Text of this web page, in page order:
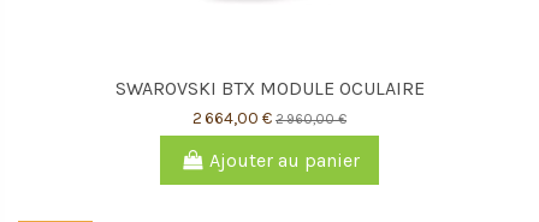
SWAROVSKI BTX MODULE OCULAIRE
2 664,00 € 2 960,00 €
Ajouter au panier